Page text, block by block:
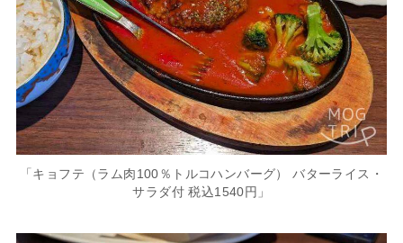
「キョフテ（ラム肉100％トルコハンバーグ） バターライス・
サラダ付 税込1540円」